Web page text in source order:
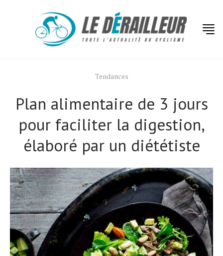
Tendances
Plan alimentaire de 3 jours
pour faciliter la digestion,
élaboré par un diététiste